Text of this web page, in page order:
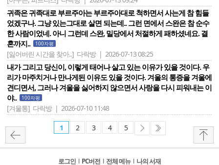
귀족은 귀족대로 부르주아는 부르주아대로 척하면서 사는게 참 힘들
었겠구나. 그냥 있는그대로 살면 되는데.. 그런 면에서 스완은 참 순수
한 사람이었네. 아니 그런데 스완, 밀당에서 처절하게 패하셨네요. 결
혼까지..
100자평
[잃어버린 시간을 찾아..] 다락방 | 2026-07-13 08:25
내가 그리고 당신이, 이렇게 태어나 살고 있는 이유가 있을 것이다. 우
리가 마주치거나 만나게된 이유도 있을 것이다. 겨울의 통증을 겨울에
견디면서, 그러나 겨울을 싫어하지 않으면서 사랑을 다시 피워내는 이
야..
100자평
[겨울통] 다락방 | 2026-07-10 11:48
1 2 3 4 5
로그인 l PC버전 l 전체 메뉴 l 나의 서재